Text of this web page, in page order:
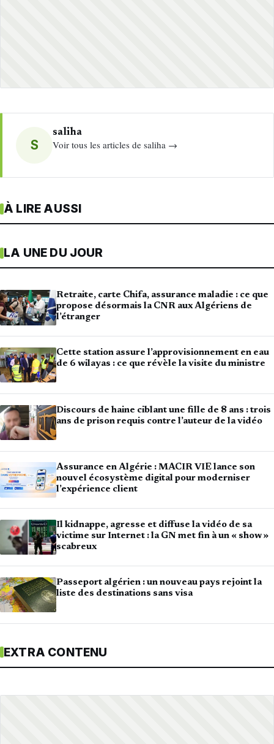
S
saliha
Voir tous les articles de saliha →
À LIRE AUSSI
LA UNE DU JOUR
Retraite, carte Chifa, assurance maladie : ce que
propose désormais la CNR aux Algériens de
l’étranger
Cette station assure l’approvisionnement en eau
de 6 wilayas : ce que révèle la visite du ministre
Discours de haine ciblant une fille de 8 ans : trois
ans de prison requis contre l’auteur de la vidéo
Assurance en Algérie : MACIR VIE lance son
nouvel écosystème digital pour moderniser
l’expérience client
Il kidnappe, agresse et diffuse la vidéo de sa
victime sur Internet : la GN met fin à un « show »
scabreux
Passeport algérien : un nouveau pays rejoint la
liste des destinations sans visa
EXTRA CONTENU